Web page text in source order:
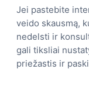
Jei pastebite
veido skausmą,
nedelsti ir
gali tiksliai
priežastis ir